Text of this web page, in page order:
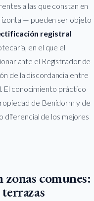
a las que constan en
pueden ser objeto
registral
en el que el
ante el Registrador de
de la discordancia entre
El conocimiento práctico
de Benidorm y de
diferencial de los mejores
comunes: